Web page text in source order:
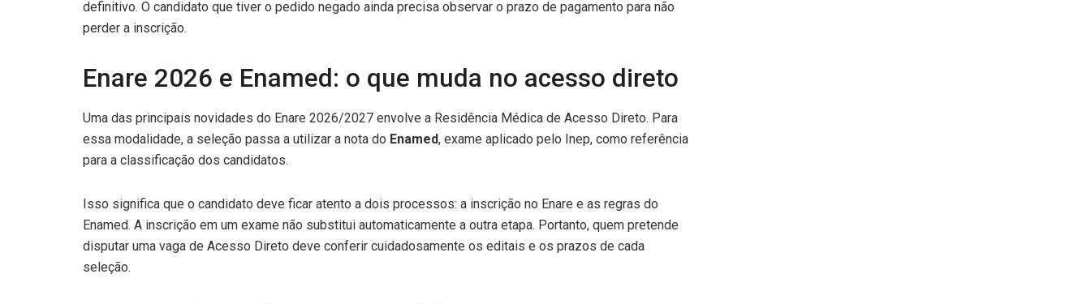
definitivo. O candidato que tiver o pedido negado ainda precisa observar o prazo de pagamento para não
perder a inscrição.
Enare 2026 e Enamed: o que muda no acesso direto
Uma das principais novidades do Enare 2026/2027 envolve a Residência Médica de Acesso Direto. Para
essa modalidade, a seleção passa a utilizar a nota do Enamed, exame aplicado pelo Inep, como referência
para a classificação dos candidatos.
Isso significa que o candidato deve ficar atento a dois processos: a inscrição no Enare e as regras do
Enamed. A inscrição em um exame não substitui automaticamente a outra etapa. Portanto, quem pretende
disputar uma vaga de Acesso Direto deve conferir cuidadosamente os editais e os prazos de cada
seleção.